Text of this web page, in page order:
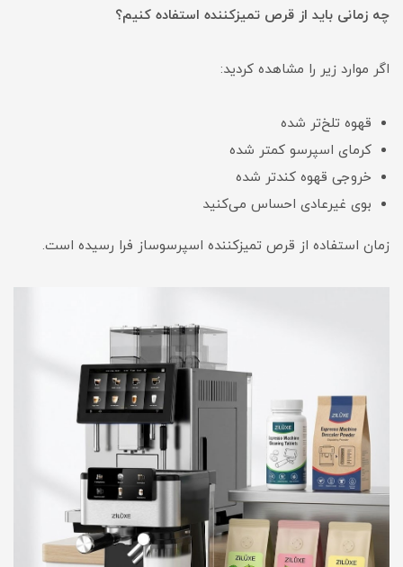
چه زمانی باید از قرص تمیزکننده استفاده کنیم؟
اگر موارد زیر را مشاهده کردید:
قهوه تلخ‌تر شده
کرمای اسپرسو کمتر شده
خروجی قهوه کندتر شده
بوی غیرعادی احساس می‌کنید
زمان استفاده از قرص تمیزکننده اسپرسوساز فرا رسیده است.